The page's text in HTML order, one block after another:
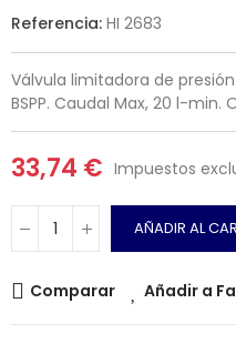
Referencia: HI 2683
Válvula limitadora de presión
BSPP. Caudal Max, 20 l-min.
33,74 € Impuestos
AÑADIR AL
Comparar Añadir a